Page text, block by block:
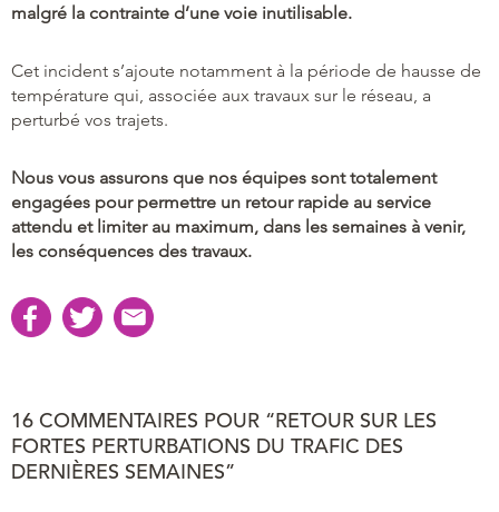
malgré la contrainte d’une voie inutilisable.
Cet incident s’ajoute notamment à la période de hausse de
température qui, associée aux travaux sur le réseau, a
perturbé vos trajets.
Nous vous assurons que nos équipes sont totalement
engagées pour permettre un retour rapide au service
attendu et limiter au maximum, dans les semaines à venir,
les conséquences des travaux.
16 COMMENTAIRES POUR “RETOUR SUR LES
FORTES PERTURBATIONS DU TRAFIC DES
DERNIÈRES SEMAINES”